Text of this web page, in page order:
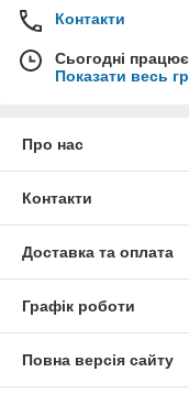
Контакти
Сьогодні
Показати весь
Про нас
Контакти
Доставка та оплата
Графік роботи
Повна версія сайту